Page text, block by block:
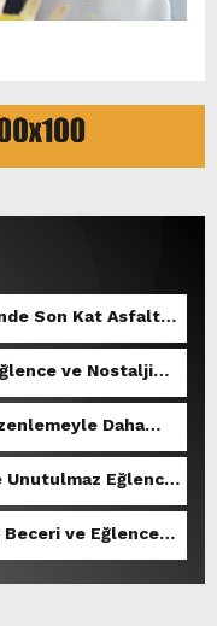
Son Kat Asfalt
ve Nostalji
Daha
Unutulmaz Eğlence
Beceri ve Eğlence